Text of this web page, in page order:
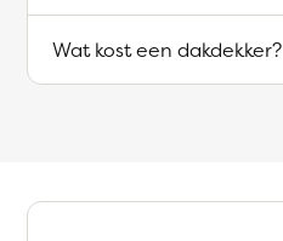
Wat kost een dakdekker?